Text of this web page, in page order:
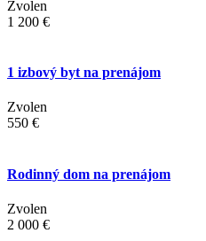
Zvolen
1 200 €
1 izbový byt na prenájom
Zvolen
550 €
Rodinný dom na prenájom
Zvolen
2 000 €